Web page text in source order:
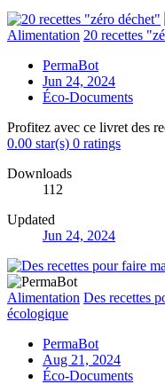
Alimentation 20 recettes
PermaBot
Jun 24, 2024
Éco-Documents
Profitez avec ce livret des
0.00 star(s) 0 ratings
Downloads
112
Updated
Jun 24, 2024
Alimentation Des recettes
écologique
PermaBot
Aug 21, 2024
Éco-Documents